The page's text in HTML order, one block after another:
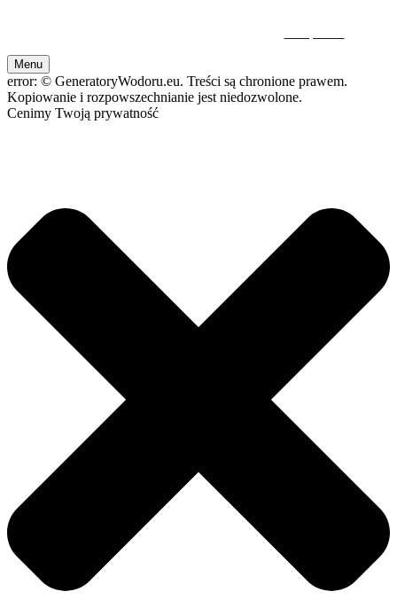
Menu
error: © GeneratoryWodoru.eu. Treści są chronione prawem.
Kopiowanie i rozpowszechnianie jest niedozwolone.
Cenimy Twoją prywatność